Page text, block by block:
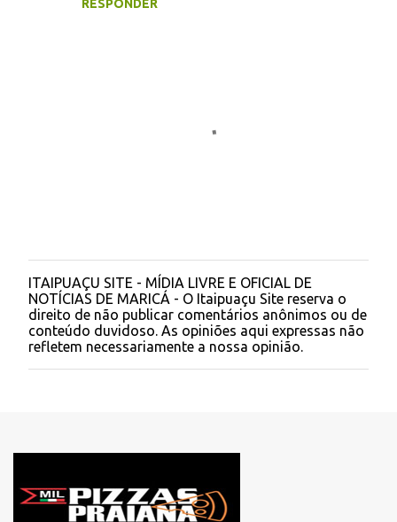
RESPONDER
P
o
s
t
a
r
t
ITAIPUAÇU SITE - MÍDIA LIVRE E OFICIAL DE
NOTÍCIAS DE MARICÁ - O Itaipuaçu Site reserva o
direito de não publicar comentários anônimos ou de
conteúdo duvidoso. As opiniões aqui expressas não
refletem necessariamente a nossa opinião.